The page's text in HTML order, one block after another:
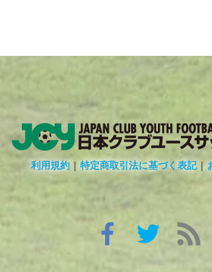
利用規約 | 特定商取引法に基づく表記|